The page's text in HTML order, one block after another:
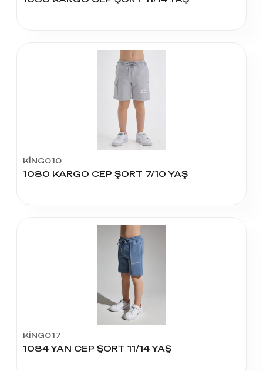
KİNG010
1080 KARGO CEP ŞORT 7/10 YAŞ
KİNG017
1084 YAN CEP ŞORT 11/14 YAŞ